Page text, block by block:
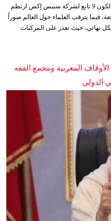
يُعتقد أن جزءاً ضخماً تائهاً من صاروخ فالكون 9 تابع لشركة سبيس إكس ارتطم
فيما يترقب العلماء حول العالم صوراً
نهائي، حيث تعذر على المركبات
المغربية ومجمع الفقه
الدولي